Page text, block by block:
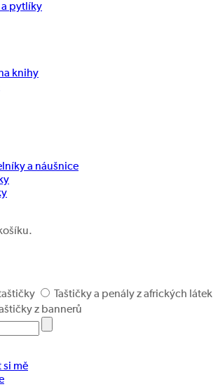
a pytlíky
knihy
a náušnice
Taštičky a penály z afrických látek
z bannerů
si mě